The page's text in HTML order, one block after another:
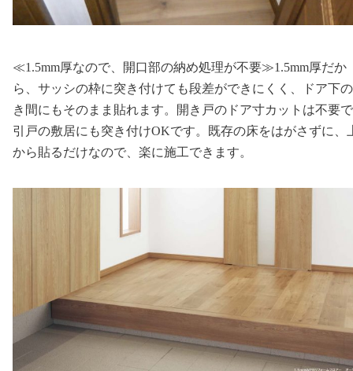
≪1.5mm厚なので、開口部の納め処理が不要≫1.5mm厚だか
ら、サッシの枠に突き付けても段差ができにくく、ドア下
き間にもそのまま貼れます。開き戸のドア寸カットは不要
引戸の敷居にも突き付けOKです。既存の床をはがさずに、
から貼るだけなので、楽に施工できます。